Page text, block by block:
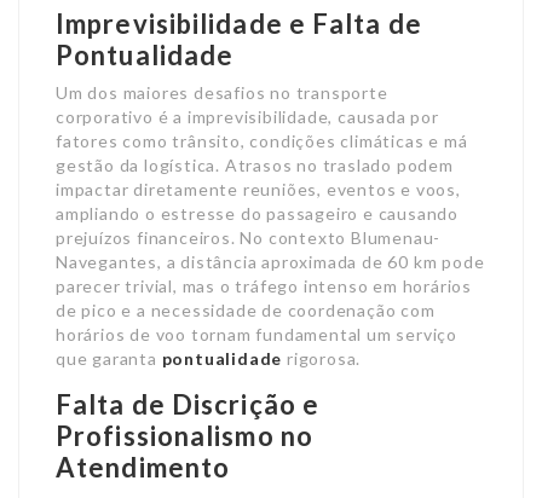
Imprevisibilidade e Falta de
Pontualidade
Um dos maiores desafios no transporte
corporativo é a imprevisibilidade, causada por
fatores como trânsito, condições climáticas e má
gestão da logística. Atrasos no traslado podem
impactar diretamente reuniões, eventos e voos,
ampliando o estresse do passageiro e causando
prejuízos financeiros. No contexto Blumenau-
Navegantes, a distância aproximada de 60 km pode
parecer trivial, mas o tráfego intenso em horários
de pico e a necessidade de coordenação com
horários de voo tornam fundamental um serviço
que garanta pontualidade rigorosa.
Falta de Discrição e
Profissionalismo no
Atendimento